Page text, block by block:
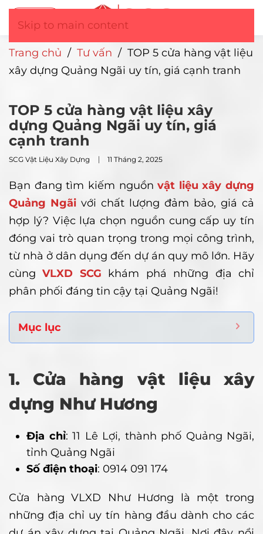
Skip to main content
Trang chủ / Tư vấn / TOP 5 cửa hàng vật liệu
xây dựng Quảng Ngãi uy tín, giá cạnh tranh
TOP 5 cửa hàng vật liệu xây
dựng Quảng Ngãi uy tín, giá
cạnh tranh
SCG Vật Liệu Xây Dựng 11 Tháng 2, 2025
Bạn đang tìm kiếm nguồnvật liệu xây dựng
Quảng Ngãi với chất lượng đảm bảo, giá cả
hợp lý? Việc lựa chọn nguồn cung cấp uy tín
đóng vai trò quan trọng trong mọi công trình,
từ nhà ở dân dụng đến dự án quy mô lớn. Hãy
cùngVLXD SCG khám phá những địa chỉ
phân phối đáng tin cậy tại Quảng Ngãi!
Mục lục
1. Cửa hàng vật liệu xây
dựng Như Hương
Địa chỉ: 11 Lê Lợi, thành phố Quảng Ngãi,
tỉnh Quảng Ngãi
Số điện thoại: 0914 091 174
Cửa hàng VLXD Như Hương là một trong
những địa chỉ uy tín hàng đầu dành cho các